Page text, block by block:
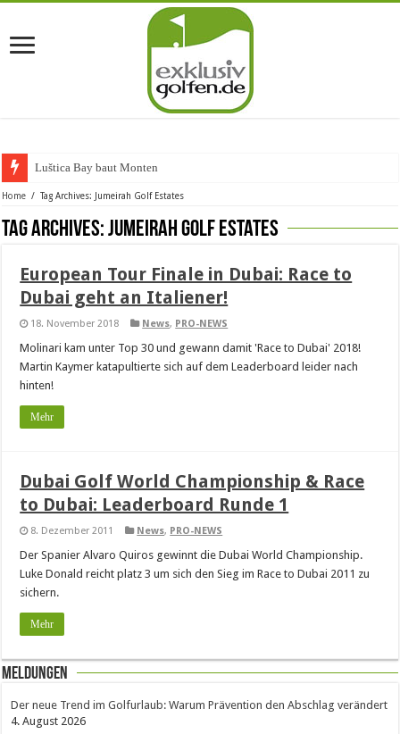
Luštica Bay baut Montenegro
Home / Tag Archives: Jumeirah Golf Estates
Tag Archives:Jumeirah Golf Estates
European Tour Finale in Dubai: Race to
Dubai geht an Italiener!
18. November 2018 News, PRO-NEWS
Molinari kam unter Top 30 und gewann damit 'Race to Dubai' 2018!
Martin Kaymer katapultierte sich auf dem Leaderboard leider nach
hinten!
Mehr
Dubai Golf World Championship & Race
to Dubai: Leaderboard Runde 1
8. Dezember 2011 News, PRO-NEWS
Der Spanier Alvaro Quiros gewinnt die Dubai World Championship.
Luke Donald reicht platz 3 um sich den Sieg im Race to Dubai 2011 zu
sichern.
Mehr
Meldungen
Der neue Trend im Golfurlaub: Warum Prävention den Abschlag verändert
4. August 2026